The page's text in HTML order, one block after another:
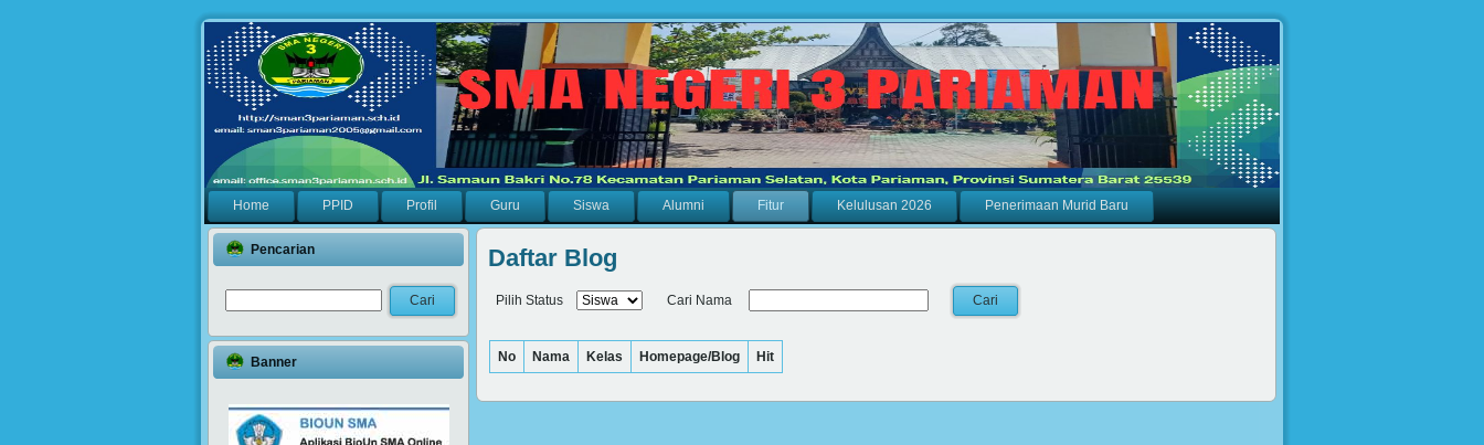
Home PPID Profil Guru Siswa Alumni Fitur Kelulusan 2026 Penerimaan Murid Baru
Pencarian
Banner
Daftar Blog
Pilih Status Cari Nama
No Nama Kelas Homepage/Blog Hit